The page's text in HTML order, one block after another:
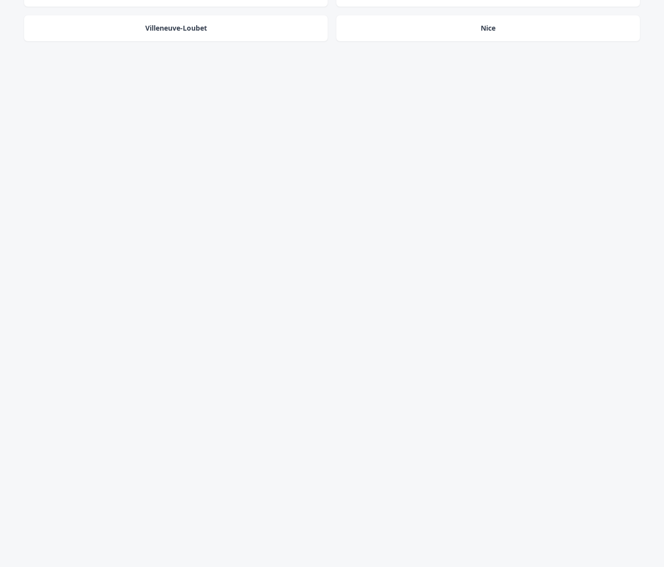
Villeneuve-Loubet Nice